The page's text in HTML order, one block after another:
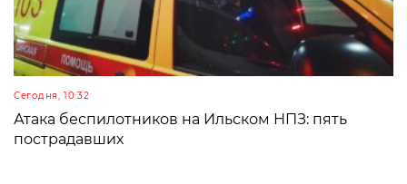
Сегодня, 10:32
Атака беспилотников на Ильском НПЗ: пять
пострадавших